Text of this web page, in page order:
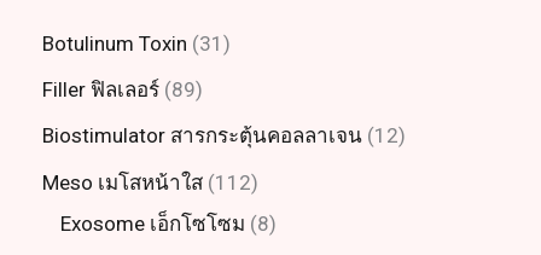
Botulinum Toxin 31
Filler ฟิลเลอร์ 89
Biostimulator สารกระตุ้นคอลลาเจน 12
Meso เมโสหน้าใส 112
Exosome เอ็กโซโซม 8